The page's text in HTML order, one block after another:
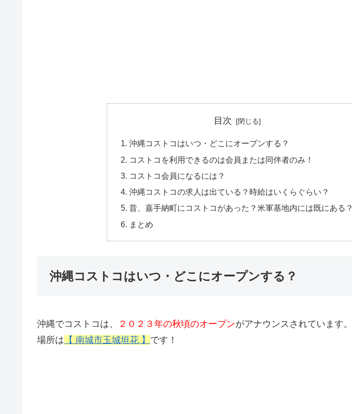
目次
沖縄コストコはいつ・どこにオープンする？
コストコを利用できるのは会員または同伴者のみ！
コストコ会員になるには？
沖縄コストコの求人は出ている？時給はいくらぐらい？
昔、嘉手納町にコストコがあった？米軍基地内には既にある？
まとめ
沖縄コストコはいつ・どこにオープンする？
沖縄でコストコは、 ２０２３年の秋頃のオープンがアナウンスされています。
場所は 【 南城市玉城垣花 】 です！